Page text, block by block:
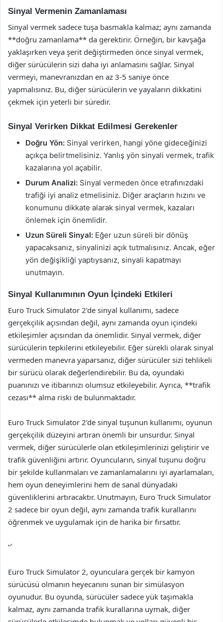
Sinyal Vermenin Zamanlaması
Sinyal vermek sadece tuşa basmakla kalmaz; aynı zamanda
**doğru zamanlama** da gerektirir. Örneğin, bir kavşağa
yaklaşırken veya şerit değiştirmeden önce sinyal vermek,
diğer sürücülerin sizi daha iyi anlamasını sağlar. Sinyal
vermeyi, manevranızdan en az 3-5 saniye önce
yapmalısınız. Bu, diğer sürücülerin ve yayaların dikkatini
çekmek için yeterli bir süredir.
Sinyal Verirken Dikkat Edilmesi Gerekenler
Doğru Yön: Sinyal verirken, hangi yöne gideceğinizi
açıkça belirtmelisiniz. Yanlış yön sinyali vermek, trafik
kazalarına yol açabilir.
Durum Analizi: Sinyal vermeden önce etrafınızdaki
trafiği iyi analiz etmelisiniz. Diğer araçların hızını ve
konumunu dikkate alarak sinyal vermek, kazaları
önlemek için önemlidir.
Uzun Süreli Sinyal: Eğer uzun süreli bir dönüş
yapacaksanız, sinyalinizi açık tutmalısınız. Ancak, eğer
yön değişikliği yaptıysanız, sinyali kapatmayı
unutmayın.
Sinyal Kullanımının Oyun İçindeki Etkileri
Euro Truck Simulator 2’de sinyal kullanımı, sadece
gerçekçilik açısından değil, aynı zamanda oyun içindeki
etkileşimler açısından da önemlidir. Sinyal vermek, diğer
sürücülerin tepkilerini etkileyebilir. Eğer sürekli olarak sinyal
vermeden manevra yaparsanız, diğer sürücüler sizi tehlikeli
bir sürücü olarak değerlendirebilir. Bu da, oyundaki
puanınızı ve itibarınızı olumsuz etkileyebilir. Ayrıca, **trafik
cezası** alma riski de bulunmaktadır.
Euro Truck Simulator 2’de sinyal tuşunun kullanımı, oyunun
gerçekçilik düzeyini artıran önemli bir unsurdur. Sinyal
vermek, diğer sürücülerle olan etkileşimlerinizi geliştirir ve
trafik güvenliğini artırır. Oyuncuların, sinyal tuşunu doğru
bir şekilde kullanmaları ve zamanlamalarını iyi ayarlamaları,
hem oyun deneyimlerini hem de sanal dünyadaki
güvenliklerini artıracaktır. Unutmayın, Euro Truck Simulator
2 sadece bir oyun değil, aynı zamanda trafik kurallarını
öğrenmek ve uygulamak için de harika bir fırsattır.
“`
Euro Truck Simulator 2, oyunculara gerçek bir kamyon
sürücüsü olmanın heyecanını sunan bir simülasyon
oyunudur. Bu oyunda, sürücüler sadece yük taşımakla
kalmaz, aynı zamanda trafik kurallarına uymak, diğer